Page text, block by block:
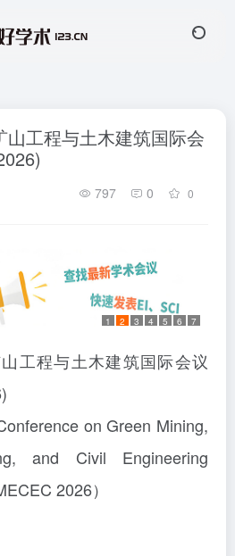
工程与土木建筑国际会
797 0 0
1 2 3 4 5 6 7
工程与土木建筑国际会议
on Green Mining,
and Civil Engineering
2026）